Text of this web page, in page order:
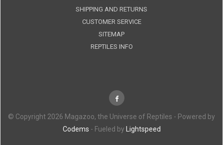
SHIPPING AND RETURNS
CUSTOMER SERVICE
SITEMAP
REPTILES INFO
© Copyright 2026 Magazoo, the Universe of Reptiles - Powered by
Codems - Fueled by Lightspeed